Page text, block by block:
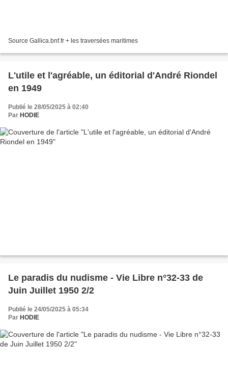
Source Gallica.bnf.fr + les traversées maritimes
L'utile et l'agréable, un éditorial d'André Riondel
en 1949
Publié le 28/05/2025 à 02:40
Par HODIE
Le paradis du nudisme - Vie Libre n°32-33 de
Juin Juillet 1950 2/2
Publié le 24/05/2025 à 05:34
Par HODIE